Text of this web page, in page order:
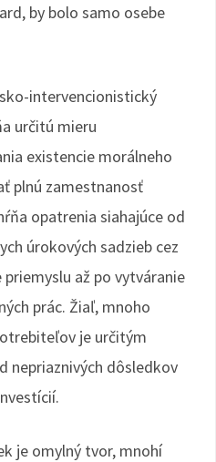
by bolo samo osebe
intervencionistický
určitú mieru
existencie morálneho
plnú zamestnanosť
opatrenia siahajúce od
úrokových sadzieb cez
až po vytváranie
prác. Žiaľ, mnoho
je určitým
nepriaznivých dôsledkov
je omylný tvor, mnohí